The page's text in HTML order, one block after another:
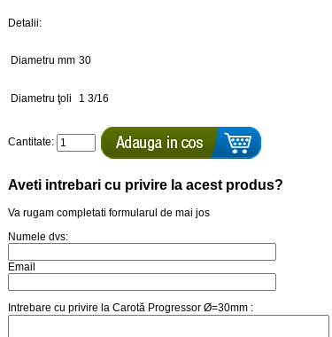
Detalii:
Diametru mm 30
Diametru ţoli 1 3/16
Cantitate:
Aveti intrebari cu privire la acest produs?
Va rugam completati formularul de mai jos
Numele dvs:
Email
Intrebare cu privire la Carotă Progressor Ø=30mm :